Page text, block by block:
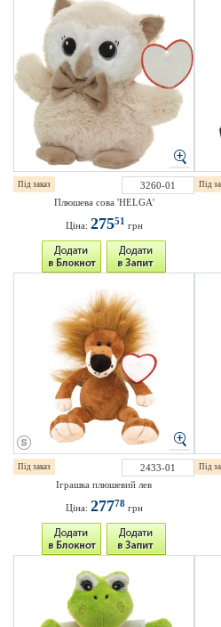
Під заказ
3260-01
Плюшева сова 'HELGA'
Ціна: 27551 грн
Під
Під заказ
2433-01
Іграшка плюшевий лев
Ціна: 27778грн
Під